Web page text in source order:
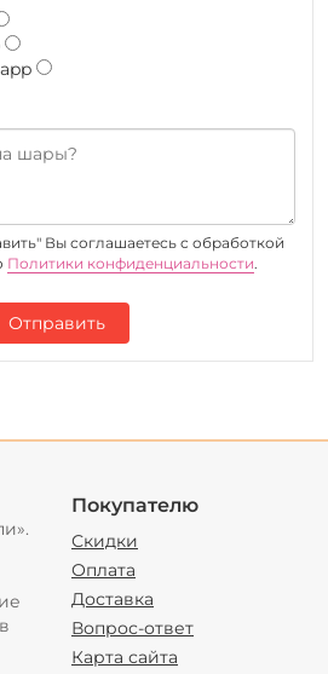
Вы соглашаетесь c обработкой
Политики конфиденциальности.
Отправить
Покупателю
Скидки
Оплата
Доставка
Вопрос-ответ
Карта сайта